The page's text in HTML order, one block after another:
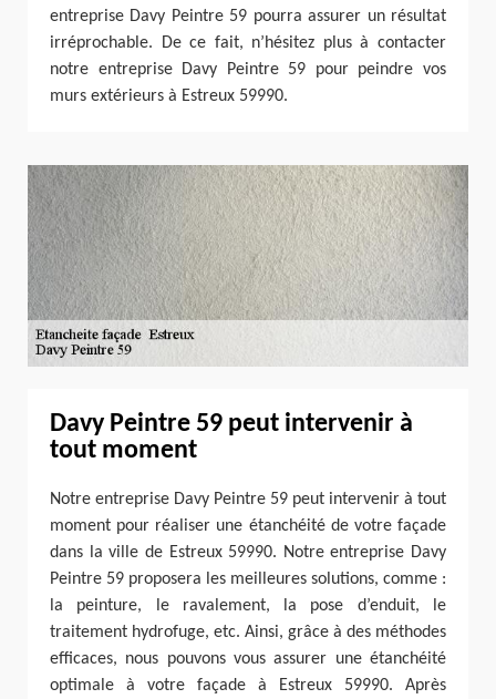
entreprise Davy Peintre 59 pourra assurer un résultat
irréprochable. De ce fait, n’hésitez plus à contacter
notre entreprise Davy Peintre 59 pour peindre vos
murs extérieurs à Estreux 59990.
Davy Peintre 59 peut intervenir à
tout moment
Notre entreprise Davy Peintre 59 peut intervenir à tout
moment pour réaliser une étanchéité de votre façade
dans la ville de Estreux 59990. Notre entreprise Davy
Peintre 59 proposera les meilleures solutions, comme :
la peinture, le ravalement, la pose d’enduit, le
traitement hydrofuge, etc. Ainsi, grâce à des méthodes
efficaces, nous pouvons vous assurer une étanchéité
optimale à votre façade à Estreux 59990. Après